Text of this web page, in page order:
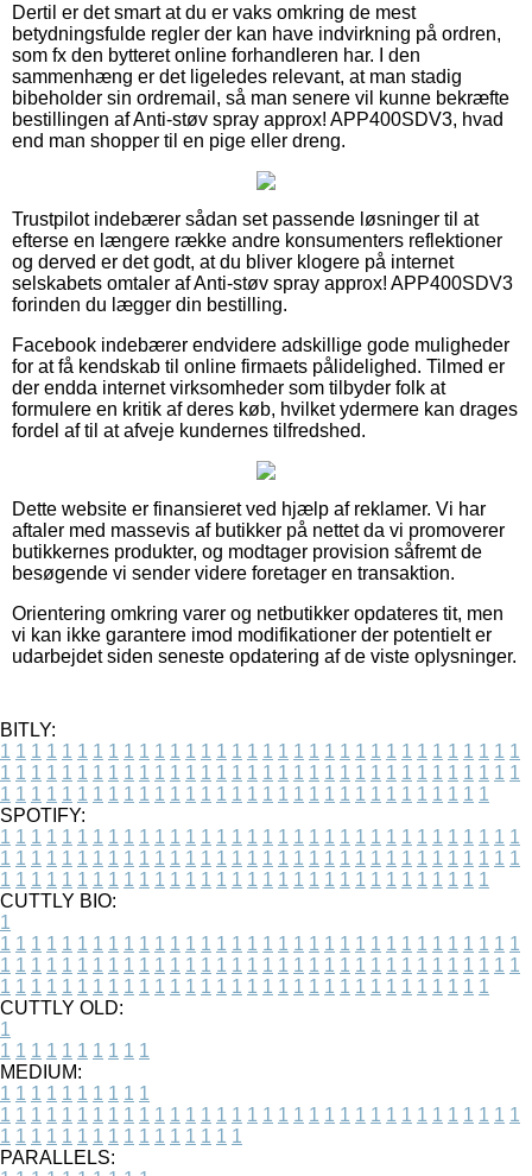
Dertil er det smart at du er vaks omkring de mest
betydningsfulde regler der kan have indvirkning på ordren,
som fx den bytteret online forhandleren har. I den
sammenhæng er det ligeledes relevant, at man stadig
bibeholder sin ordremail, så man senere vil kunne bekræfte
bestillingen af Anti-støv spray approx! APP400SDV3, hvad
end man shopper til en pige eller dreng.
Trustpilot indebærer sådan set passende løsninger til at
efterse en længere række andre konsumenters reflektioner
og derved er det godt, at du bliver klogere på internet
selskabets omtaler af Anti-støv spray approx! APP400SDV3
forinden du lægger din bestilling.
Facebook indebærer endvidere adskillige gode muligheder
for at få kendskab til online firmaets pålidelighed. Tilmed er
der endda internet virksomheder som tilbyder folk at
formulere en kritik af deres køb, hvilket ydermere kan drages
fordel af til at afveje kundernes tilfredshed.
Dette website er finansieret ved hjælp af reklamer. Vi har
aftaler med massevis af butikker på nettet da vi promoverer
butikkernes produkter, og modtager provision såfremt de
besøgende vi sender videre foretager en transaktion.
Orientering omkring varer og netbutikker opdateres tit, men
vi kan ikke garantere imod modifikationer der potentielt er
udarbejdet siden seneste opdatering af de viste oplysninger.
BITLY:
1 1 1 1 1 1 1 1 1 1 1 1 1 1 1 1 1 1 1 1 1 1 1 1 1 1 1 1 1 1 1 1 1 1
1 1 1 1 1 1 1 1 1 1 1 1 1 1 1 1 1 1 1 1 1 1 1 1 1 1 1 1 1 1 1 1 1 1
1 1 1 1 1 1 1 1 1 1 1 1 1 1 1 1 1 1 1 1 1 1 1 1 1 1 1 1 1 1 1 1
SPOTIFY:
1 1 1 1 1 1 1 1 1 1 1 1 1 1 1 1 1 1 1 1 1 1 1 1 1 1 1 1 1 1 1 1 1 1
1 1 1 1 1 1 1 1 1 1 1 1 1 1 1 1 1 1 1 1 1 1 1 1 1 1 1 1 1 1 1 1 1 1
1 1 1 1 1 1 1 1 1 1 1 1 1 1 1 1 1 1 1 1 1 1 1 1 1 1 1 1 1 1 1 1
CUTTLY BIO:
1
1 1 1 1 1 1 1 1 1 1 1 1 1 1 1 1 1 1 1 1 1 1 1 1 1 1 1 1 1 1 1 1 1 1
1 1 1 1 1 1 1 1 1 1 1 1 1 1 1 1 1 1 1 1 1 1 1 1 1 1 1 1 1 1 1 1 1 1
1 1 1 1 1 1 1 1 1 1 1 1 1 1 1 1 1 1 1 1 1 1 1 1 1 1 1 1 1 1 1 1
CUTTLY OLD:
1
1 1 1 1 1 1 1 1 1 1
MEDIUM:
1 1 1 1 1 1 1 1 1 1
1 1 1 1 1 1 1 1 1 1 1 1 1 1 1 1 1 1 1 1 1 1 1 1 1 1 1 1 1 1 1 1 1 1
1 1 1 1 1 1 1 1 1 1 1 1 1 1 1 1
PARALLELS: